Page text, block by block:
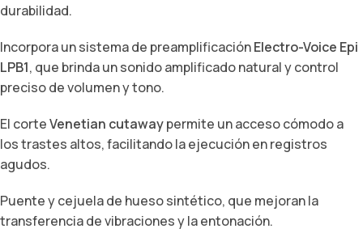
durabilidad.
Incorpora un sistema de preamplificaciónElectro-Voice Epi
LPB1, que brinda un sonido amplificado natural y control
preciso de volumen y tono.
El corteVenetian cutawaypermite un acceso cómodo a
los trastes altos, facilitando la ejecución en registros
agudos.
Puente y cejuela de hueso sintético, que mejoran la
transferencia de vibraciones y la entonación.